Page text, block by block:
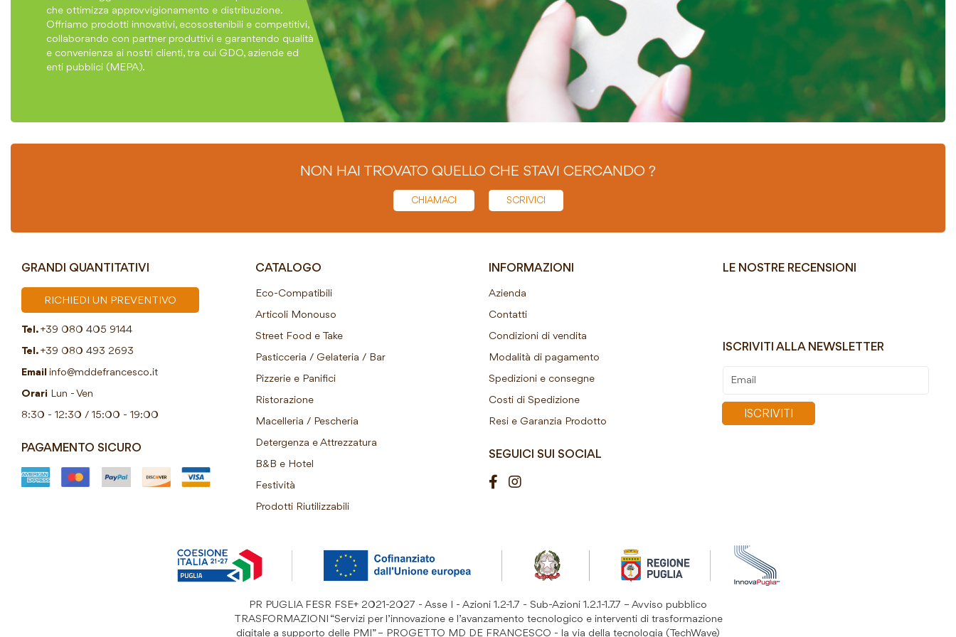
che ottimizza approvvigionamento e distribuzione.
Offriamo prodotti innovativi, ecosostenibili e competitivi,
collaborando con partner produttivi e garantendo qualità
e convenienza ai nostri clienti, tra cui GDO, aziende ed
enti pubblici (MEPA).
NON HAI TROVATO QUELLO CHE STAVI CERCANDO ?
CHIAMACI SCRIVICI
GRANDI QUANTITATIVI
RICHIEDI UN PREVENTIVO
Tel. +39 080 405 9144
Tel. +39 080 493 2693
Email info@mddefrancesco.it
Orari Lun - Ven
8:30 - 12:30 / 15:00 - 19:00
PAGAMENTO SICURO
CATALOGO
Eco-Compatibili
Articoli Monouso
Street Food e Take
Pasticceria / Gelateria / Bar
Pizzerie e Panifici
Ristorazione
Macelleria / Pescheria
Detergenza e Attrezzatura
B&B e Hotel
Festività
Prodotti Riutilizzabili
INFORMAZIONI
Azienda
Contatti
Condizioni di vendita
Modalità di pagamento
Spedizioni e consegne
Costi di Spedizione
Resi e Garanzia Prodotto
SEGUICI SUI SOCIAL
LE NOSTRE RECENSIONI
ISCRIVITI ALLA NEWSLETTER
alla
nostra
Newsletter:
ISCRIVITI
PR PUGLIA FESR FSE+ 2021-2027 - Asse I - Azioni 1.2-1.7 - Sub-Azioni 1.2.1-1.7.7 – Avviso pubblico
TRASFORMAZIONI “Servizi per l’innovazione e l’avanzamento tecnologico e interventi di trasformazione
digitale a supporto delle PMI” – PROGETTO MD DE FRANCESCO - la via della tecnologia (TechWave)